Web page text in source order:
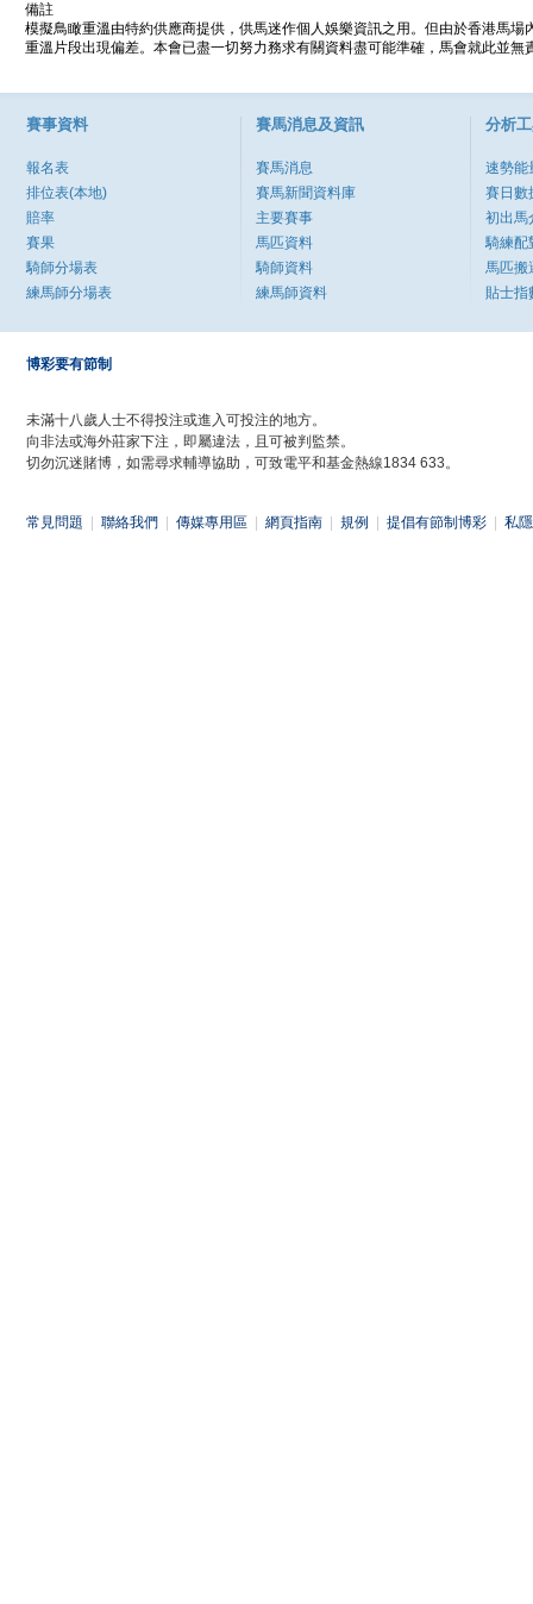
備註
模擬鳥瞰重溫由特約供應商提供，供馬迷作個人娛樂資訊之用。但由於香港馬
重溫片段出現偏差。本會已盡一切努力務求有關資料盡可能準確，馬會就此並
賽事資料
報名表
排位表(本地)
賠率
賽果
騎師分場表
練馬師分場表
賽馬消息及資訊
賽馬消息
賽馬新聞資料庫
主要賽事
馬匹資料
騎師資料
練馬師資料
分析
速勢能
賽日數
初出馬
騎練配
馬匹搬
貼士指
博彩要有節制
未滿十八歲人士不得投注或進入可投注的地方。
向非法或海外莊家下注，即屬違法，且可被判監禁。
切勿沉迷賭博，如需尋求輔導協助，可致電平和基金熱線1834 633。
常見問題 聯絡我們 傳媒專用區 網頁指南 規例 提倡有節制博彩 私